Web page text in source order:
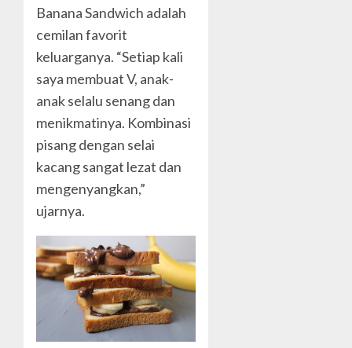
Banana Sandwich adalah
cemilan favorit
keluarganya. “Setiap kali
saya membuat V, anak-
anak selalu senang dan
menikmatinya. Kombinasi
pisang dengan selai
kacang sangat lezat dan
mengenyangkan,”
ujarnya.